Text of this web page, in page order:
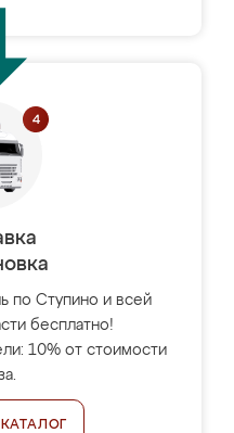
по Ступино и всей
бесплатно!
10% от стоимости